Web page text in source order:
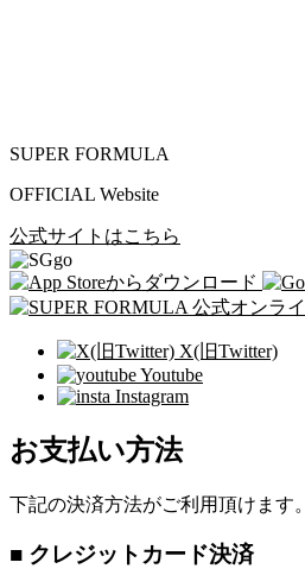
SUPER FORMULA
OFFICIAL Website
公式サイトはこちら
X(旧Twitter)
Youtube
Instagram
お支払い方法
下記の決済方法がご利用頂けます。
■ クレジットカード決済